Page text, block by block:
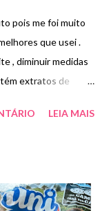
pois me foi muito
que usei .
, diminuir medidas
extratos de
, deixe nos
LEIA MAIS